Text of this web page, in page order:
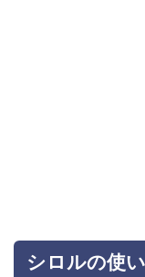
シロルの使